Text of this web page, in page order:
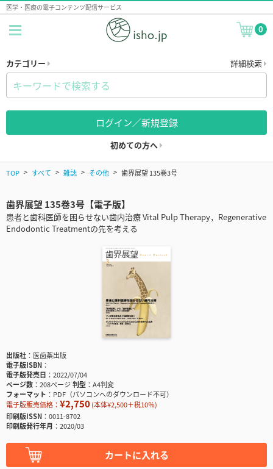
医学・医療の電子コンテンツ配信サービス
0
カテゴリー 詳細検索
ログイン／新規登録
初めての方へ
TOP すべて 雑誌 その他 歯界展望 135巻3号
歯界展望 135巻3号【電子版】
患者と歯科医師を困らせない歯内治療 Vital Pulp Therapy，Regenerative
Endodontic Treatmentの先を考える
出版社
医歯薬出版
電子版ISBN
電子版発売日
2022/07/04
ページ数
208ページ判型
A4判変
フォーマット
PDF（パソコンへのダウンロード不可）
電子版販売価格： ¥2,750(本体¥2,500＋税10％)
印刷版ISSN
0011-8702
印刷版発行年月
2020/03
カートに入れる